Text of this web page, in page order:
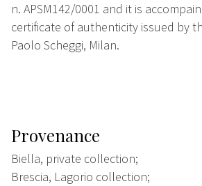
n. APSM142/0001 and it is
certificate of authenticity issued by
Paolo Scheggi, Milan.
Provenance
Biella, private collection;
Brescia, Lagorio collection;